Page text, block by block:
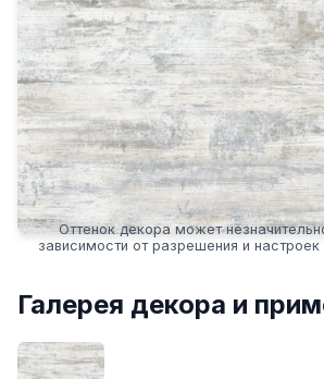
Оттенок декора может
зависимости от разрешения и
Галерея декора и